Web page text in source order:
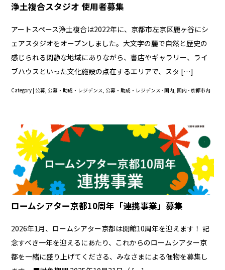
浄土複合スタジオ 使用者募集
アートスペース浄土複合は2022年に、京都市左京区鹿ヶ谷にシ
ェアスタジオをオープンしました。大文字の麓で自然と歴史の
感じられる閑静な地域にありながら、書店やギャラリー、ライ
ブハウスといった文化施設の点在するエリアで、スタ […]
Category |公募,公募・助成・レジデンス,公募・助成・レジデンス - 国内,国内 - 京都市内
ロームシアター京都10周年「連携事業」募集
2026年1月、ロームシアター京都は開館10周年を迎えます！ 記
念すべき一年を迎えるにあたり、これからのロームシアター京
都を一緒に盛り上げてくださる、みなさまによる催物を募集し